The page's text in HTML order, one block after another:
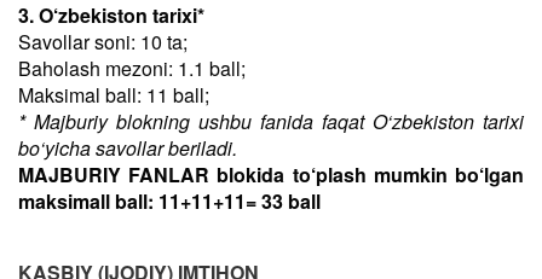
3. O‘zbekiston tarixi*
Savollar soni: 10 ta;
Baholash mezoni: 1.1 ball;
Maksimal ball: 11 ball;
* Majburiy blokning ushbu fanida faqat O‘zbekiston tarixi
bo‘yicha savollar beriladi.
MAJBURIY FANLAR blokida to‘plash mumkin bo‘lgan
maksimall ball: 11+11+11= 33 ball
KASBIY (IJODIY) IMTIHON